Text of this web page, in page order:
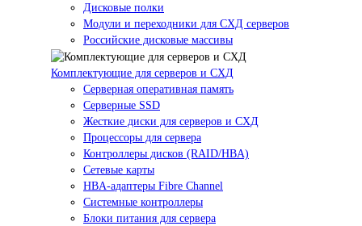
Дисковые полки
Модули и переходники для СХД серверов
Российские дисковые массивы
Комплектующие для серверов и СХД
Серверная оперативная память
Серверные SSD
Жесткие диски для серверов и СХД
Процессоры для сервера
Контроллеры дисков (RAID/HBA)
Сетевые карты
HBA-адаптеры Fibre Channel
Системные контроллеры
Блоки питания для сервера